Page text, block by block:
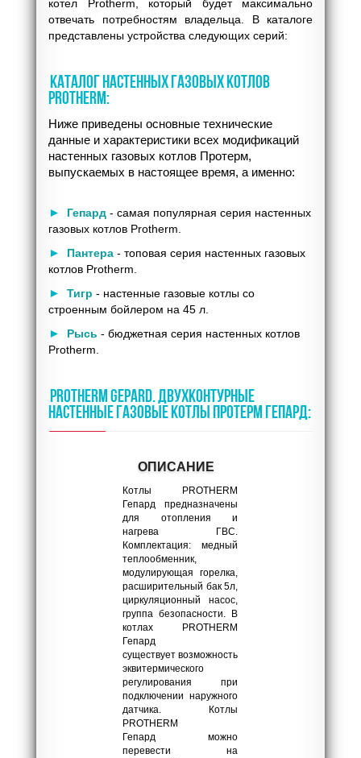
котел Protherm, который будет максимально
отвечать потребностям владельца. В каталоге
представлены устройства следующих серий:
КАТАЛОГ НАСТЕННЫХ ГАЗОВЫХ КОТЛОВ
PROTHERM:
Ниже приведены основные технические
данные и характеристики всех модификаций
настенных газовых котлов Протерм,
выпускаемых в настоящее время, а именно:
► Гепард - самая популярная серия настенных
газовых котлов Protherm.
► Пантера - топовая серия настенных газовых
котлов Protherm.
► Тигр - настенные газовые котлы со
строенным бойлером на 45 л.
► Рысь - бюджетная серия настенных котлов
Protherm.
PROTHERM GEPARD. ДВУХКОНТУРНЫЕ
НАСТЕННЫЕ ГАЗОВЫЕ КОТЛЫ ПРОТЕРМ ГЕПАРД:
ОПИСАНИЕ
Котлы PROTHERM
Гепард предназначены
для отопления и
нагрева ГВС.
Комплектация: медный
теплообменник,
модулирующая горелка,
расширительный бак 5л,
циркуляционный насос,
группа безопасности. В
котлах PROTHERM
Гепард
существует возможность
эквитермического
регулирования при
подключении наружного
датчика. Котлы
PROTHERM
Гепард можно
перевести на